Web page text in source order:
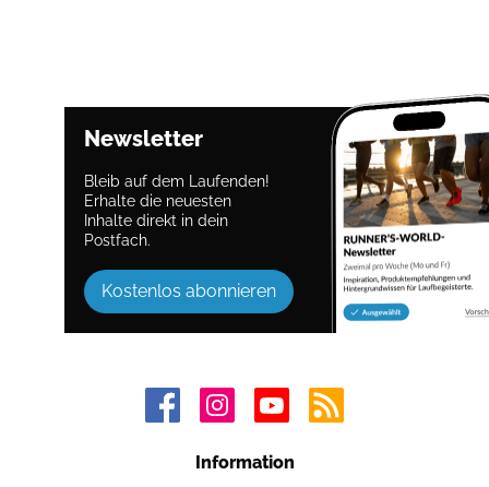
Newsletter
Bleib auf dem Laufenden!
Erhalte die neuesten
Inhalte direkt in dein
Postfach.
Kostenlos abonnieren
Information